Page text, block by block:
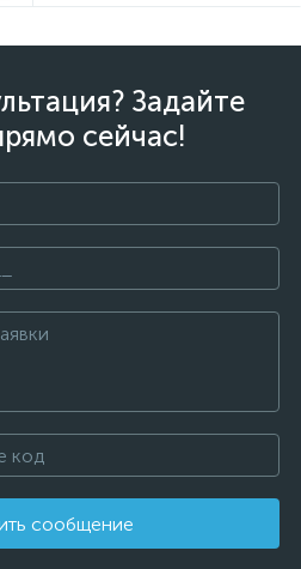
Задайте
сейчас!
сообщение